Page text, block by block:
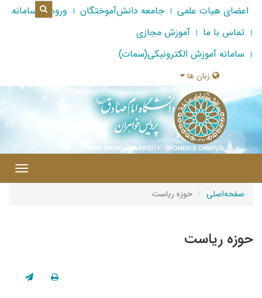
اعضای هیات علمی جامعه دانش‌آموختگان
ورود به سامانه
تماس با ما
آموزش مجازی
سامانه آموزش الکترونیکی(سمات)
زبان ها
صفحه‌اصلی حوزه ریاست
حوزه ریاست